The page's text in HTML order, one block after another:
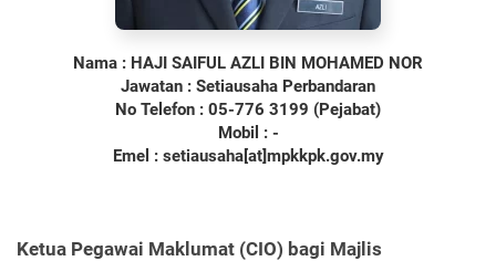
Nama : HAJI SAIFUL AZLI BIN MOHAMED NOR
Jawatan : Setiausaha Perbandaran
No Telefon : 05-776 3199 (Pejabat)
Mobil : -
Emel : setiausaha[at]mpkkpk.gov.my
Ketua Pegawai Maklumat (CIO) bagi Majlis